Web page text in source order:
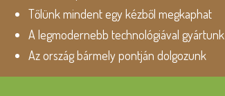
Tőlünk mindent egy kézből megkaphat
A legmodernebb technológiával gyártunk
Az ország bármely pontján dolgozunk